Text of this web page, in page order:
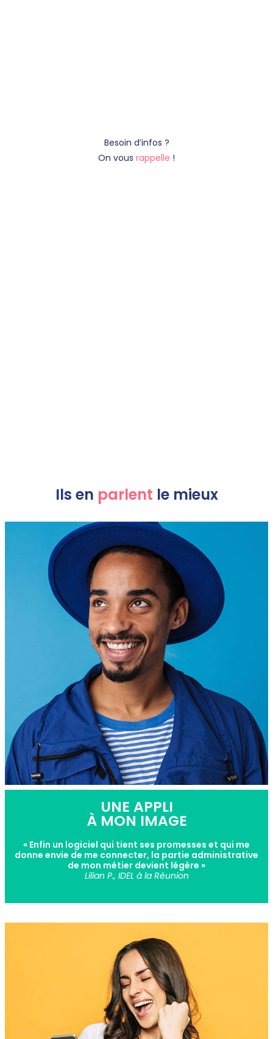
Besoin d’infos ?
On vous rappelle !
Ils en parlent le mieux
UNE APPLI
À MON IMAGE
« Enfin un logiciel qui tient ses promesses et qui me
donne envie de me connecter, la partie administrative
de mon métier devient légère »
Lilian P., IDEL à la Réunion